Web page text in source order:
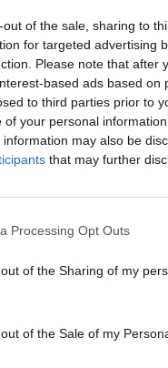
out of the sale, sharing to
for targeted advertising
Please note that after
based ads based
to third parties prior to
your personal
may also be
that may further
Processing Opt Outs
of the Sharing of my
of the Sale of my
a Canegrate: scarpe
condizionatori, lavatrici
riempi la tua busta
a 10 euro e profumi di